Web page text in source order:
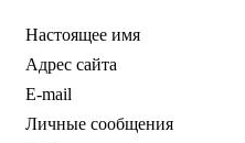
Настоящее имя
Адрес сайта
E-mail
Личные сообщения